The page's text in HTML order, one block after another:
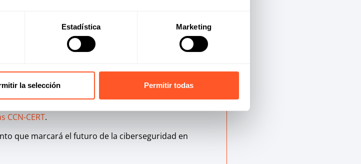
Estadística Marketing
la selección Permitir todas
sino también una excelente plataforma
soluciones tecnológicas y representantes de
te pierdas esta cita. Las inscripciones y el
CCN-CERT.
que marcará el futuro de la ciberseguridad en